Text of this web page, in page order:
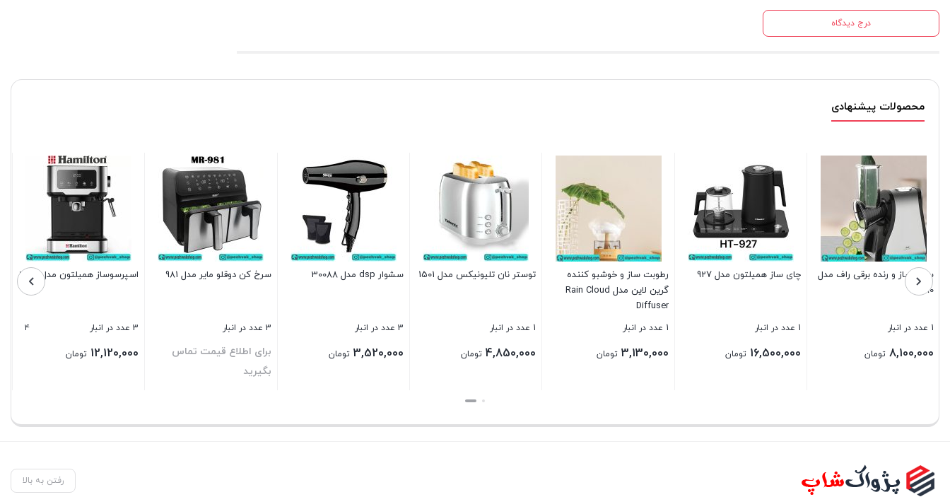
درج دیدگاه
محصولات پیشنهادی
سالاد ساز و رنده برقی راف مدل
3390
1 عدد در انبار
8,100,000 تومان
چای ساز همیلتون مدل 927
1 عدد در انبار
16,500,000 تومان
رطوبت ساز و خوشبو کننده
گرین لاین مدل Rain Cloud
Diffuser
1 عدد در انبار
3,130,000 تومان
توستر نان تلیونیکس مدل 1501
1 عدد در انبار
4,850,000 تومان
سشوار dsp مدل 30088
3 عدد در انبار
3,520,000 تومان
سرخ کن دوقلو مایر مدل 981
3 عدد در انبار
برای اطلاع قیمت تماس
بگیرید
اسپرسوساز همیلتون مدل 2818
3 عدد در انبار 4
12,120,000 تومان
رفتن به بالا